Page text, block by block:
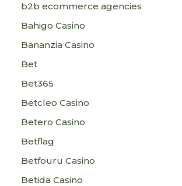
b2b ecommerce agencies
Bahigo Casino
Bananzia Casino
Bet
Bet365
Betcleo Casino
Betero Casino
Betflag
Betfouru Casino
Betida Casino